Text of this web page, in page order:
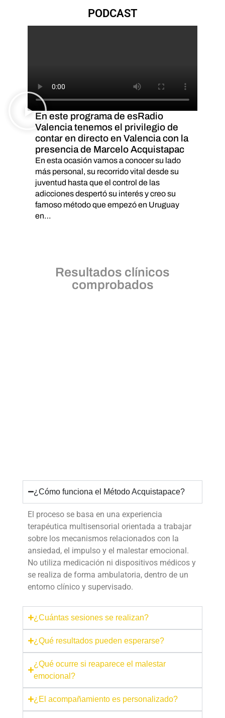
PODCAST
En este programa de esRadio
Valencia tenemos el privilegio de
contar en directo en Valencia con la
presencia de Marcelo Acquistapac
En esta ocasión vamos a conocer su lado
más personal, su recorrido vital desde su
juventud hasta que el control de las
adicciones despertó su interés y creo su
famoso método que empezó en Uruguay
en…
Resultados clínicos
comprobados
¿Cómo funciona el Método Acquistapace?
El proceso se basa en una experiencia
terapéutica multisensorial orientada a trabajar
sobre los mecanismos relacionados con la
ansiedad, el impulso y el malestar emocional.
No utiliza medicación ni dispositivos médicos y
se realiza de forma ambulatoria, dentro de un
entorno clínico y supervisado.
¿Cuántas sesiones se realizan?
¿Qué resultados pueden esperarse?
¿Qué ocurre si reaparece el malestar
emocional?
¿El acompañamiento es personalizado?